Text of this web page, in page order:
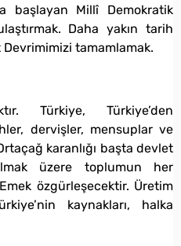
başlayan Millî Demokratik
Daha yakın tarih
tamamlamak.
Türkiye, Türkiye’den
dervişler, mensuplar ve
karanlığı başta devlet
üzere toplumun her
özgürleşecektir. Üretim
kaynakları, halka